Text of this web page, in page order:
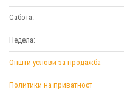
Сабота:
Недела:
Општи услови за продажба
Политики на приватност